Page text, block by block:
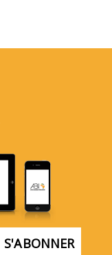
S'ABONNER